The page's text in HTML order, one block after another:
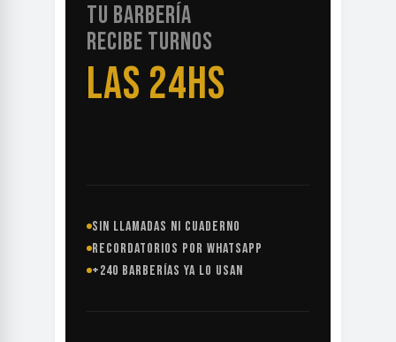
TU BARBERÍA
RECIBE TURNOS
LAS 24HS
SIN LLAMADAS NI CUADERNO
RECORDATORIOS POR WHATSAPP
+240 BARBERÍAS YA LO USAN